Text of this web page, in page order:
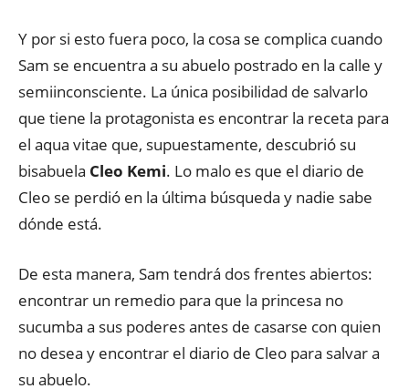
Y por si esto fuera poco, la cosa se complica cuando
Sam se encuentra a su abuelo postrado en la calle y
semiinconsciente. La única posibilidad de salvarlo
que tiene la protagonista es encontrar la receta para
el aqua vitae que, supuestamente, descubrió su
bisabuela Cleo Kemi. Lo malo es que el diario de
Cleo se perdió en la última búsqueda y nadie sabe
dónde está.
De esta manera, Sam tendrá dos frentes abiertos:
encontrar un remedio para que la princesa no
sucumba a sus poderes antes de casarse con quien
no desea y encontrar el diario de Cleo para salvar a
su abuelo.